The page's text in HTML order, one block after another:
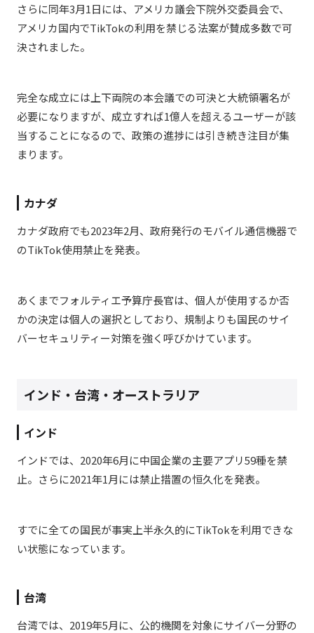
さらに同年3月1日には、アメリカ議会下院外交委員会で、
アメリカ国内でTikTokの利用を禁じる法案が賛成多数で可
決されました。
完全な成立には上下両院の本会議での可決と大統領署名が
必要になりますが、成立すれば1億人を超えるユーザーが該
当することになるので、政策の進捗には引き続き注目が集
まります。
カナダ
カナダ政府でも2023年2月、政府発行のモバイル通信機器で
のTikTok使用禁止を発表。
あくまでフォルティエ予算庁長官は、個人が使用するか否
かの決定は個人の選択としており、規制よりも国民のサイ
バーセキュリティー対策を強く呼びかけています。
インド・台湾・オーストラリア
インド
インドでは、2020年6月に中国企業の主要アプリ59種を禁
止。さらに2021年1月には禁止措置の恒久化を発表。
すでに全ての国民が事実上半永久的にTikTokを利用できな
い状態になっています。
台湾
台湾では、2019年5月に、公的機関を対象にサイバー分野の